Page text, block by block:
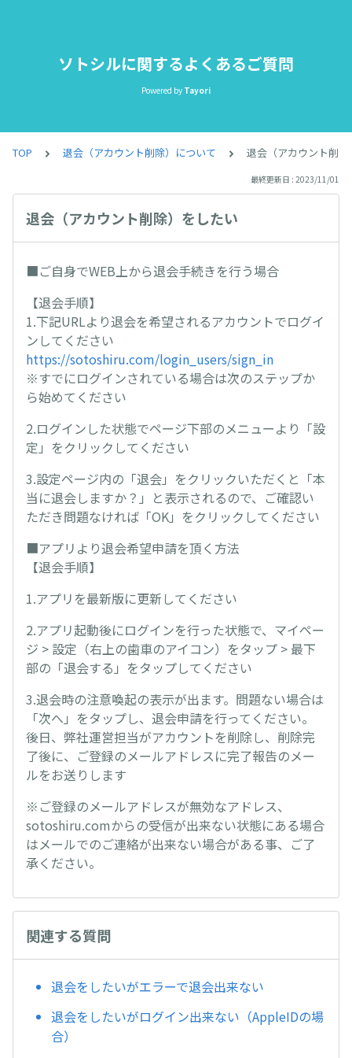
ソトシルに関するよくあるご質問
Powered by Tayori
TOP 退会（アカウント削除）について 退会（アカウント削
最終更新日 : 2023/11/01
退会（アカウント削除）をしたい
■ご自身でWEB上から退会手続きを行う場合
【退会手順】
1.下記URLより退会を希望されるアカウントでログイ
ンしてください
https://sotoshiru.com/login_users/sign_in
※すでにログインされている場合は次のステップか
ら始めてください
2.ログインした状態でページ下部のメニューより「設
定」をクリックしてください
3.設定ページ内の「退会」をクリックいただくと「本
当に退会しますか？」と表示されるので、ご確認い
ただき問題なければ「OK」をクリックしてください
■アプリより退会希望申請を頂く方法
【退会手順】
1.アプリを最新版に更新してください
2.アプリ起動後にログインを行った状態で、マイペー
ジ > 設定（右上の歯車のアイコン）をタップ > 最下
部の「退会する」をタップしてください
3.退会時の注意喚起の表示が出ます。問題ない場合は
「次へ」をタップし、退会申請を行ってください。
後日、弊社運営担当がアカウントを削除し、削除完
了後に、ご登録のメールアドレスに完了報告のメー
ルをお送りします
※ご登録のメールアドレスが無効なアドレス、
sotoshiru.comからの受信が出来ない状態にある場合
はメールでのご連絡が出来ない場合がある事、ご了
承ください。
関連する質問
退会をしたいがエラーで退会出来ない
退会をしたいがログイン出来ない（AppleIDの場
合）